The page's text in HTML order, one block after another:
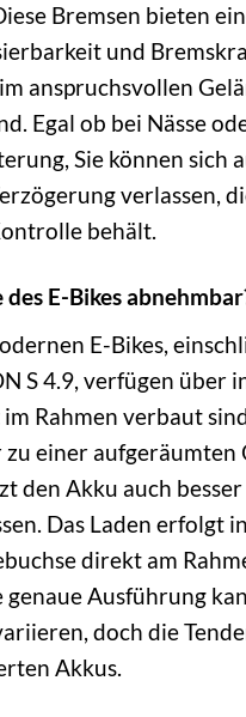
Bremsen bieten
und
anspruchsvollen
Egal ob bei Nässe
Sie können sich
verlassen,
behält.
E-Bikes
E-Bikes,
S 4.9, verfügen über
Rahmen verbaut
einer aufgeräumten
den Akku auch
Das Laden erfolgt
direkt am
genaue Ausführung
doch die
Akkus.